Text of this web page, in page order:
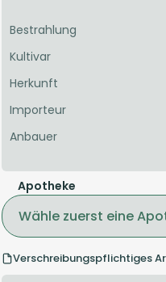
Bestrahlung
Kultivar
Herkunft
Importeur
Anbauer
Apotheke
Wähle zuerst eine
Verschreibungspflichtiges